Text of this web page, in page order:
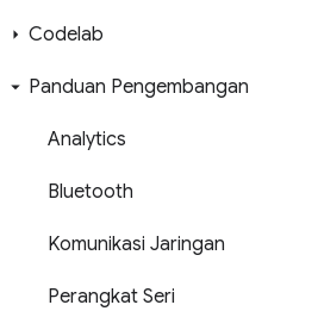
Codelab
Panduan Pengembangan
Analytics
Bluetooth
Komunikasi Jaringan
Perangkat Seri